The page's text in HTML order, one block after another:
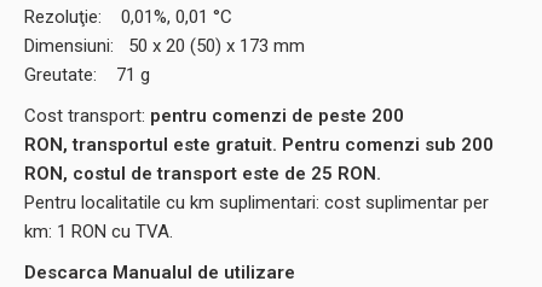
Rezoluţie: 0,01%, 0,01 °C
Dimensiuni: 50 x 20 (50) x 173 mm
Greutate: 71 g
Cost transport: pentru comenzi de peste 200
RON, transportul este gratuit. Pentru comenzi sub 200
RON, costul de transport este de 25 RON.
Pentru localitatile cu km suplimentari: cost suplimentar per
km: 1 RON cu TVA.
Descarca Manualul de utilizare